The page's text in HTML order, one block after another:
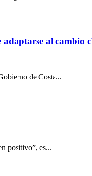
adaptarse al cambio
de Costa...
positivo”, es...